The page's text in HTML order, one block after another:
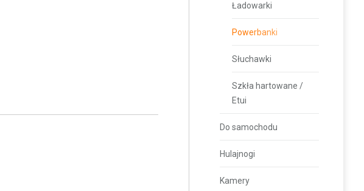
Ładowarki
Powerbanki
Słuchawki
Szkła hartowane /
Etui
Do samochodu
Hulajnogi
Kamery